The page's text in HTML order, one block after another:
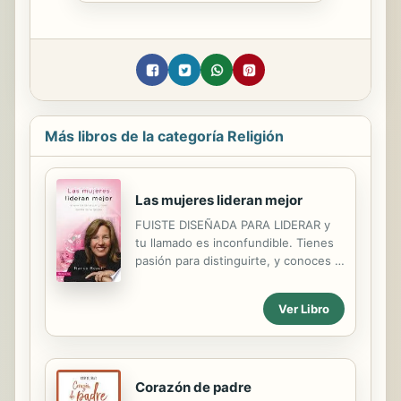
Más libros de la categoría Religión
Las mujeres lideran mejor
FUISTE DISEÑADA PARA LIDERAR y
tu llamado es inconfundible. Tienes
pasión para distinguirte, y conoces lo
llamado y lidiar con los duros
desafíos que son exclusivos de las
resistencia a tu liderazgo o
Ver Libro
Corazón de padre